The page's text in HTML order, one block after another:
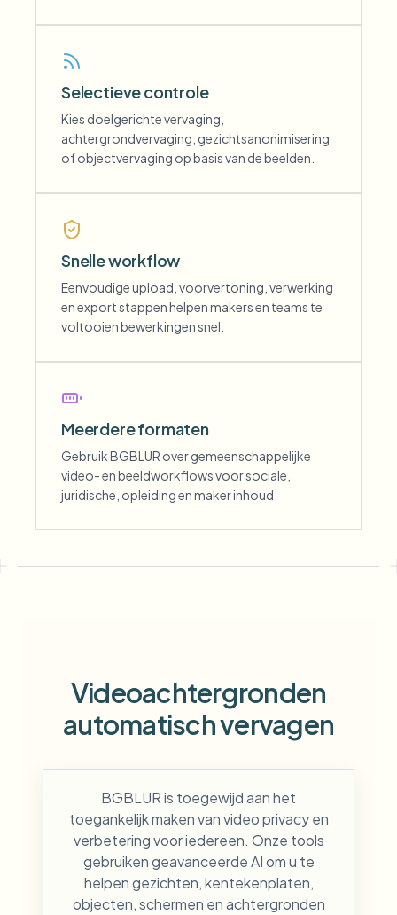
Selectieve controle
Kies doelgerichte vervaging,
achtergrondvervaging, gezichtsanonimisering
of objectvervaging op basis van de beelden.
Snelle workflow
Eenvoudige upload, voorvertoning, verwerking
en export stappen helpen makers en teams te
voltooien bewerkingen snel.
Meerdere formaten
Gebruik BGBLUR over gemeenschappelijke
video- en beeldworkflows voor sociale,
juridische, opleiding en maker inhoud.
Videoachtergronden
automatisch vervagen
BGBLUR is toegewijd aan het
toegankelijk maken van video privacy en
verbetering voor iedereen. Onze tools
gebruiken geavanceerde AI om u te
helpen gezichten, kentekenplaten,
objecten, schermen en achtergronden